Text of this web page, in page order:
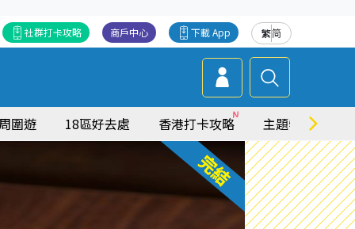
繁简
下載 App
商戶中心
社群打卡攻略
圍遊 18區好去處 香港打卡攻略 主題特集